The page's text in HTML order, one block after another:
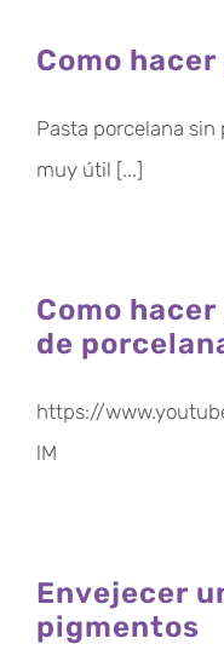
Como
Pasta porcelana
muy útil [...]
Como
de
https://
lM
Envejecer
pigmentos